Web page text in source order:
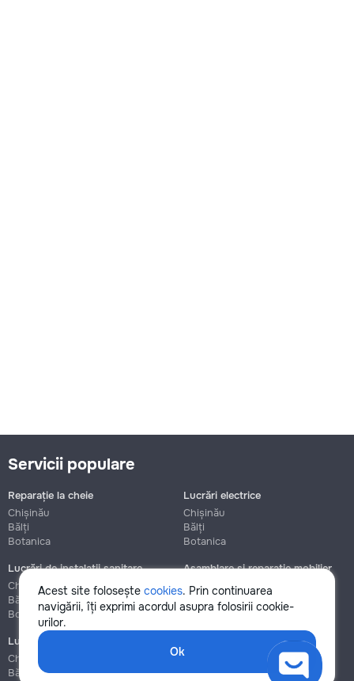
Acest site folosește cookies. Prin continuarea
navigării, îți exprimi acordul asupra folosirii cookie-
urilor.
Ok
Servicii populare
Reparație la cheie
Chișinău
Bălți
Botanica
Lucrări electrice
Chișinău
Bălți
Botanica
Lucrări de instalații sanitare
Chișinău
Bălți
Botanica
Asamblare și reparație mobilier
Chișinău
Botanica
Lucrări de construcție și instalare
Chișinău
Bălți